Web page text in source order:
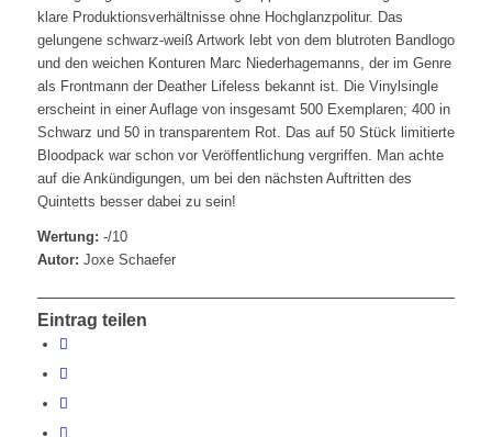
klare Produktionsverhältnisse ohne Hochglanzpolitur. Das
gelungene schwarz-weiß Artwork lebt von dem blutroten Bandlogo
und den weichen Konturen Marc Niederhagemanns, der im Genre
als Frontmann der Deather Lifeless bekannt ist. Die Vinylsingle
erscheint in einer Auflage von insgesamt 500 Exemplaren; 400 in
Schwarz und 50 in transparentem Rot. Das auf 50 Stück limitierte
Bloodpack war schon vor Veröffentlichung vergriffen. Man achte
auf die Ankündigungen, um bei den nächsten Auftritten des
Quintetts besser dabei zu sein!
Wertung: -/10
Autor: Joxe Schaefer
Eintrag teilen